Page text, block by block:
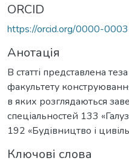
ORCID
https://orcid.org/0000-
Анотація
В статті представлена
факультету
в яких розглядаються
спеціальностей 133
192 «Будівництво і
Ключові слова